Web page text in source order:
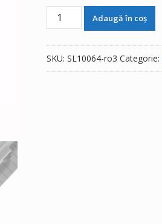
Cantitate
Baterie
A33-
Adaugă în coș
SKU: SL10064-ro3 Categorie: